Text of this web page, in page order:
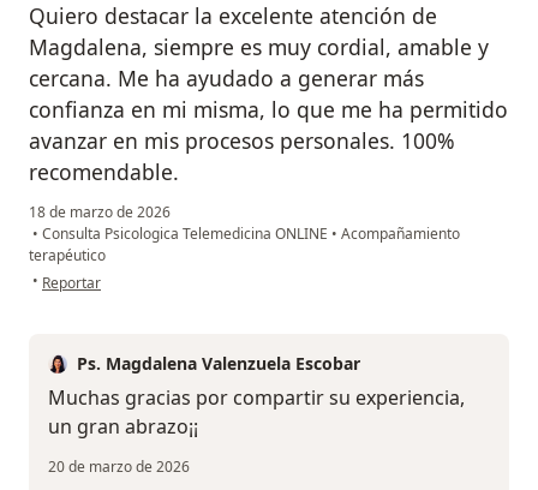
Quiero destacar la excelente atención de
Magdalena, siempre es muy cordial, amable y
cercana. Me ha ayudado a generar más
confianza en mi misma, lo que me ha permitido
avanzar en mis procesos personales. 100%
recomendable.
18 de marzo de 2026
• Consulta Psicologica Telemedicina ONLINE • Acompañamiento
terapéutico
• en opinión del usuario V.V.
Reportar
Ps. Magdalena Valenzuela Escobar
Muchas gracias por compartir su experiencia,
un gran abrazo¡¡
20 de marzo de 2026